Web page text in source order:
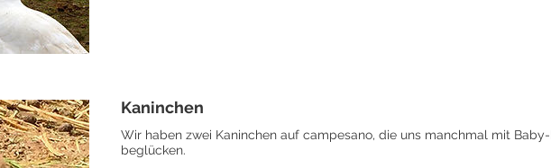
Kaninchen
Wir haben zwei Kaninchen auf campesano, die uns manchmal mit
beglücken.